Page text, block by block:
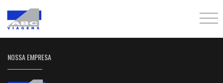
NOSSA EMPRESA